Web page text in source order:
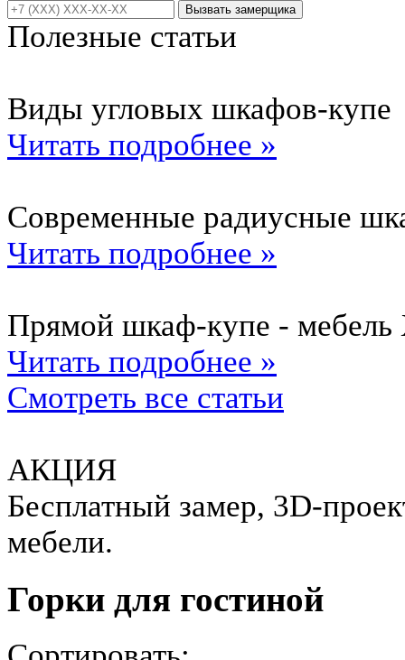
Вызвать замерщика
Полезные статьи
Виды угловых шкафов-купе
Читать подробнее »
Современные радиусные
Читать подробнее »
Прямой шкаф-купе - мебель
Читать подробнее »
Смотреть все статьи
АКЦИЯ
Бесплатный замер, 3D-
мебели.
Горки для гостиной